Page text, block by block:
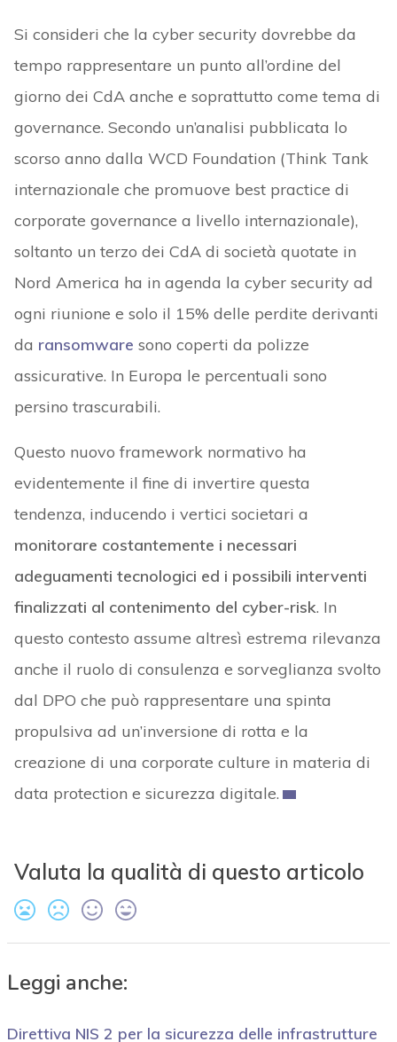
Si consideri che la cyber security dovrebbe da
tempo rappresentare un punto all’ordine del
giorno dei CdA anche e soprattutto come tema di
governance. Secondo un’analisi pubblicata lo
scorso anno dalla WCD Foundation (Think Tank
internazionale che promuove best practice di
corporate governance a livello internazionale),
soltanto un terzo dei CdA di società quotate in
Nord America ha in agenda la cyber security ad
ogni riunione e solo il 15% delle perdite derivanti
da ransomware sono coperti da polizze
assicurative. In Europa le percentuali sono
persino trascurabili.
Questo nuovo framework normativo ha
evidentemente il fine di invertire questa
tendenza, inducendo i vertici societari a
monitorare costantemente i necessari
adeguamenti tecnologici ed i possibili interventi
finalizzati al contenimento del cyber-risk. In
questo contesto assume altresì estrema rilevanza
anche il ruolo di consulenza e sorveglianza svolto
dal DPO che può rappresentare una spinta
propulsiva ad un’inversione di rotta e la
creazione di una corporate culture in materia di
data protection e sicurezza digitale.
Valuta la qualità di questo articolo
Leggi anche:
Direttiva NIS 2 per la sicurezza delle infrastrutture